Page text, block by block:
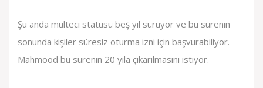
Şu anda mülteci statüsü beş yıl sürüyor ve bu sürenin
sonunda kişiler süresiz oturma izni için başvurabiliyor.
Mahmood bu sürenin 20 yıla çıkarılmasını istiyor.